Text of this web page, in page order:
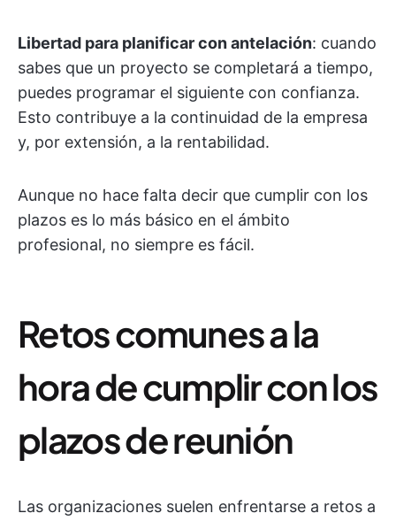
Libertad para planificar con antelación: cuando
sabes que un proyecto se completará a tiempo,
puedes programar el siguiente con confianza.
Esto contribuye a la continuidad de la empresa
y, por extensión, a la rentabilidad.
Aunque no hace falta decir que cumplir con los
plazos es lo más básico en el ámbito
profesional, no siempre es fácil.
Retos comunes a la
hora de cumplir con los
plazos de reunión
Las organizaciones suelen enfrentarse a retos a